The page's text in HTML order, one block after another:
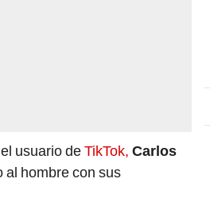
usuario deTikTok, Carlos
al hombre con sus